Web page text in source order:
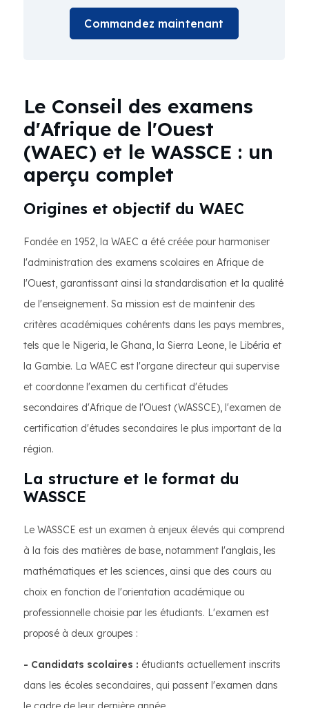
Commandez maintenant
Le Conseil des examens
d'Afrique de l'Ouest
(WAEC) et le WASSCE : un
aperçu complet
Origines et objectif du WAEC
Fondée en 1952, la WAEC a été créée pour harmoniser
l'administration des examens scolaires en Afrique de
l'Ouest, garantissant ainsi la standardisation et la qualité
de l'enseignement. Sa mission est de maintenir des
critères académiques cohérents dans les pays membres,
tels que le Nigeria, le Ghana, la Sierra Leone, le Libéria et
la Gambie. La WAEC est l'organe directeur qui supervise
et coordonne l'examen du certificat d'études
secondaires d'Afrique de l'Ouest (WASSCE), l'examen de
certification d'études secondaires le plus important de la
région.
La structure et le format du
WASSCE
Le WASSCE est un examen à enjeux élevés qui comprend
à la fois des matières de base, notamment l'anglais, les
mathématiques et les sciences, ainsi que des cours au
choix en fonction de l'orientation académique ou
professionnelle choisie par les étudiants. L'examen est
proposé à deux groupes :
- Candidats scolaires : étudiants actuellement inscrits
dans les écoles secondaires, qui passent l'examen dans